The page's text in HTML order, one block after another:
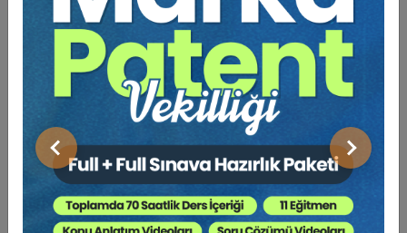
Önceki Sonraki
Hukuk Eğitim